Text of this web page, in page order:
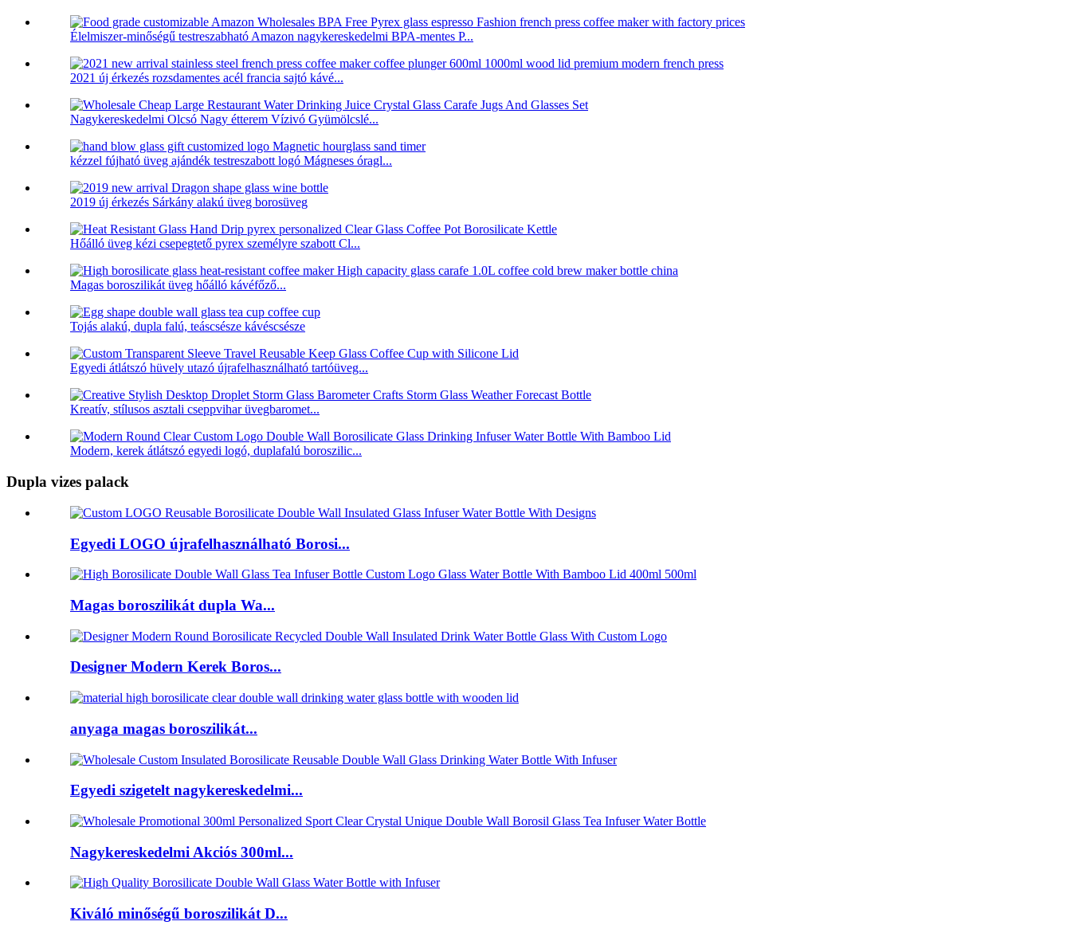
Élelmiszer-minőségű testreszabható Amazon nagykereskedelmi BPA-mentes P...
2021 új érkezés rozsdamentes acél francia sajtó kávé...
Nagykereskedelmi Olcsó Nagy étterem Vízivó Gyümölcslé...
kézzel fújható üveg ajándék testreszabott logó Mágneses óragl...
2019 új érkezés Sárkány alakú üveg borosüveg
Hőálló üveg kézi csepegtető pyrex személyre szabott Cl...
Magas boroszilikát üveg hőálló kávéfőző...
Tojás alakú, dupla falú, teáscsésze kávéscsésze
Egyedi átlátszó hüvely utazó újrafelhasználható tartóüveg...
Kreatív, stílusos asztali cseppvihar üvegbaromet...
Modern, kerek átlátszó egyedi logó, duplafalú boroszilic...
Dupla vizes palack
Egyedi LOGO újrafelhasználható Borosi...
Magas boroszilikát dupla Wa...
Designer Modern Kerek Boros...
anyaga magas boroszilikát...
Egyedi szigetelt nagykereskedelmi...
Nagykereskedelmi Akciós 300ml...
Kiváló minőségű boroszilikát D...